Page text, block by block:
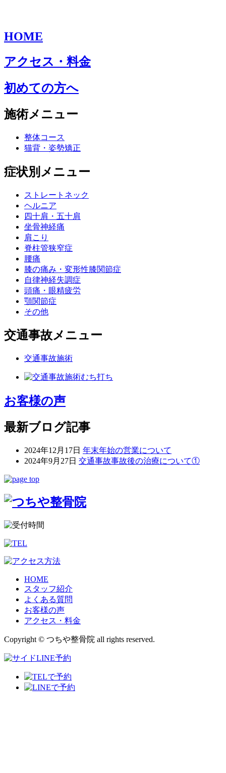
HOME
アクセス・料金
初めての方へ
施術メニュー
整体コース
猫背・姿勢矯正
症状別メニュー
ストレートネック
ヘルニア
四十肩・五十肩
坐骨神経痛
肩こり
脊柱管狭窄症
腰痛
膝の痛み・変形性膝関節症
自律神経失調症
頭痛・眼精疲労
顎関節症
その他
交通事故メニュー
交通事故施術
お客様の声
最新ブログ記事
2024年12月17日 年末年始の営業について
2024年9月27日 交通事故事故後の治療について①
HOME
スタッフ紹介
よくある質問
お客様の声
アクセス・料金
Copyright © つちや整骨院 all rights reserved.